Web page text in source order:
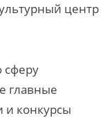
центр
сферу
главные
и конкурсы